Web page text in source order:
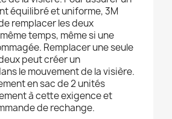
équilibré et uniforme, 3M
remplacer les deux
temps, même si une
Remplacer une seule
peut créer un
le mouvement de la visière.
en sac de 2 unités
à cette exigence et
de rechange.